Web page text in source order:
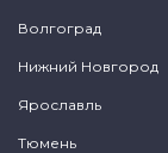
Волгоград
Нижний Новгород
Ярославль
Тюмень